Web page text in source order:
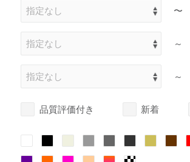
〜
～
～
品質評価付き 新着